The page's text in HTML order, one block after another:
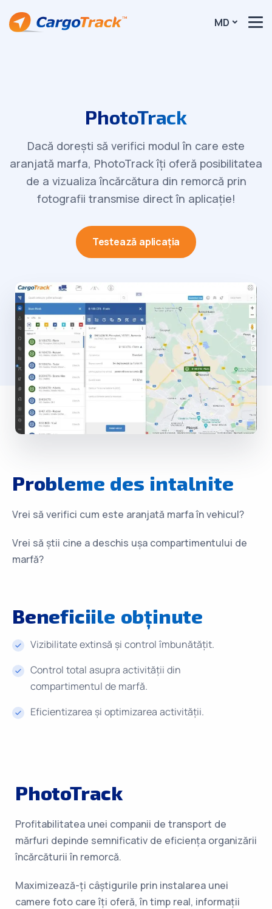
MD
PhotoTrack
Dacă dorești să verifici modul în care este
aranjată marfa, PhotoTrack îți oferă posibilitatea
de a vizualiza încărcătura din remorcă prin
fotografii transmise direct în aplicație!
Testează aplicația
PhotoTrack
Profitabilitatea unei companii de transport de
mărfuri depinde semnificativ de eficiența organizării
încărcăturii în remorcă.
Maximizează-ți câștigurile prin instalarea unei
camere foto care îți oferă, în timp real, informații
Probleme des intalnite
Vrei să verifici cum este aranjată marfa în vehicul?
Vrei să știi cine a deschis ușa compartimentului de
marfă?
Beneficiile obținute
Vizibilitate extinsă și control îmbunătățit.
Control total asupra activității din
compartimentul de marfă.
Eficientizarea și optimizarea activității.